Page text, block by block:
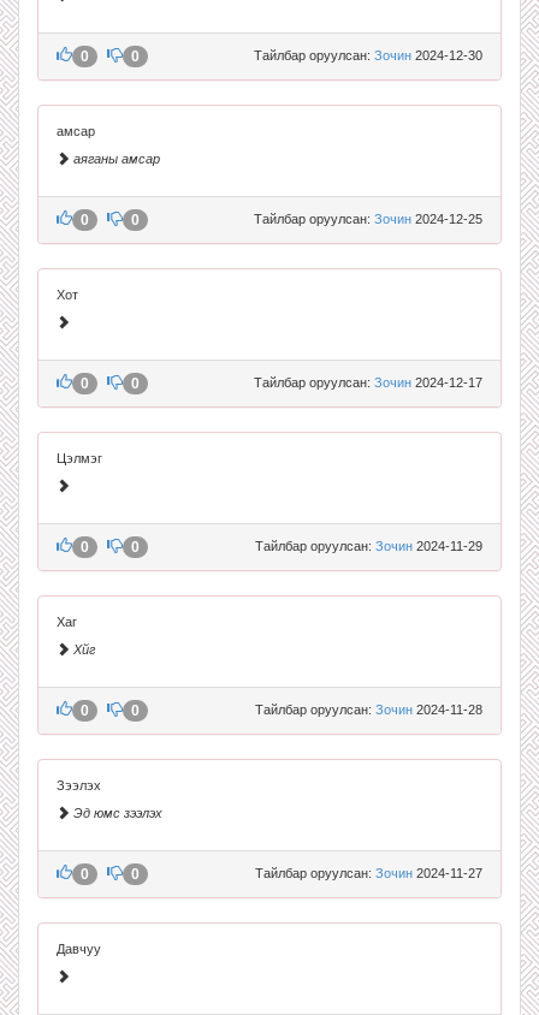
Тайлбар оруулсан: Зочин 2024-12-30
0 0
амсар
аяганы амсар
Тайлбар оруулсан: Зочин 2024-12-25
0 0
Хот
Тайлбар оруулсан: Зочин 2024-12-17
0 0
Цэлмэг
Тайлбар оруулсан: Зочин 2024-11-29
0 0
Хаг
Хйг
Тайлбар оруулсан: Зочин 2024-11-28
0 0
Зээлэх
Эд юмс зээлэх
Тайлбар оруулсан: Зочин 2024-11-27
0 0
Давчуу